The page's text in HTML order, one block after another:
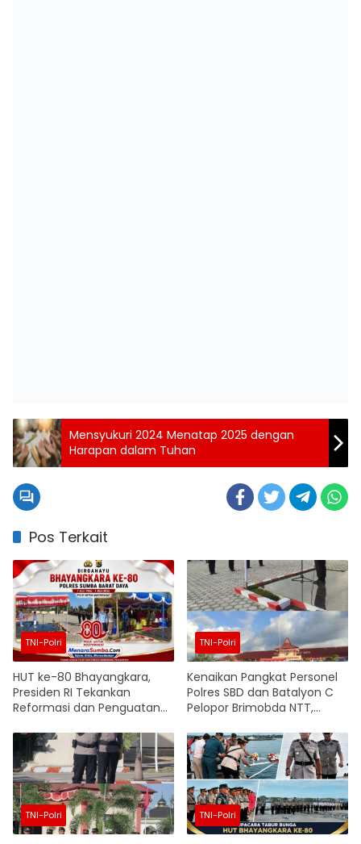
Mensyukuri 2024 Menatap 2025 dengan
Harapan dalam Tuhan
Pos Terkait
TNI-Polri
HUT ke-80 Bhayangkara,
Presiden RI Tekankan
Reformasi dan Penguatan
terhadap Polri
TNI-Polri
Kenaikan Pangkat Personel
Polres SBD dan Batalyon C
Pelopor Brimobda NTT,
untuk Tingkatkan
Profesionalisme dan
Pelayanan
TNI-Polri TNI-Polri